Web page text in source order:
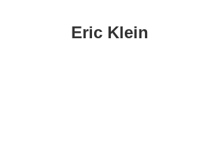
Eric Klein